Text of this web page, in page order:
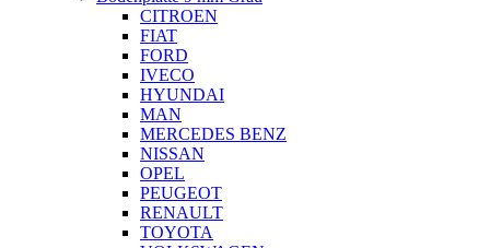
CITROEN
FIAT
FORD
IVECO
HYUNDAI
MAN
MERCEDES BENZ
NISSAN
OPEL
PEUGEOT
RENAULT
TOYOTA